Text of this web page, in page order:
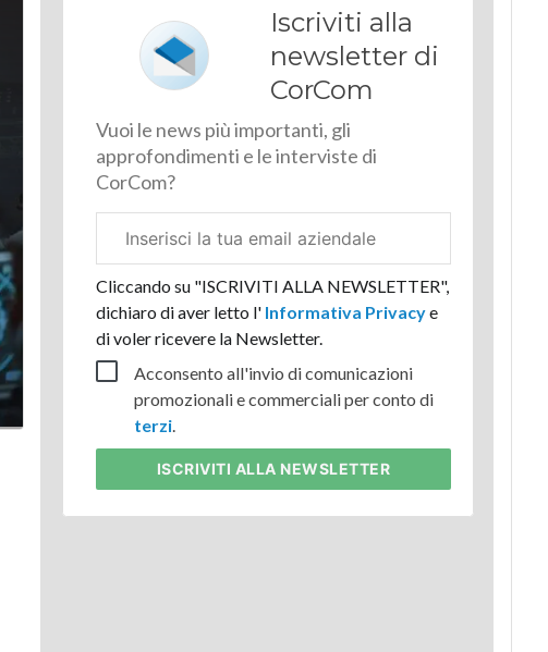
Iscriviti alla
newsletter di
CorCom
Vuoi le news più importanti, gli
approfondimenti e le interviste di
CorCom?
aziendale
Cliccando su "ISCRIVITI ALLA NEWSLETTER",
dichiaro di aver letto l'Informativa Privacye
di voler ricevere la Newsletter.
Acconsento all'invio di comunicazioni
promozionali e commerciali per conto di
terzi.
ISCRIVITI ALLA NEWSLETTER